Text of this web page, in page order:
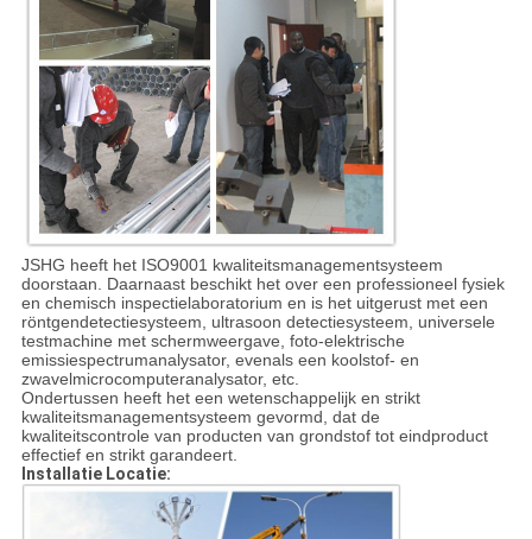
JSHG heeft het ISO9001 kwaliteitsmanagementsysteem
doorstaan. Daarnaast beschikt het over een professioneel fysiek
en chemisch inspectielaboratorium en is het uitgerust met een
röntgendetectiesysteem, ultrasoon detectiesysteem, universele
testmachine met schermweergave, foto-elektrische
emissiespectrumanalysator, evenals een koolstof- en
zwavelmicrocomputeranalysator, etc.
Ondertussen heeft het een wetenschappelijk en strikt
kwaliteitsmanagementsysteem gevormd, dat de
kwaliteitscontrole van producten van grondstof tot eindproduct
effectief en strikt garandeert.
Installatie Locatie: